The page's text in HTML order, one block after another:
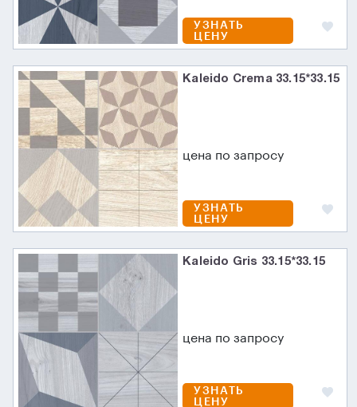
УЗНАТЬ
ЦЕНУ
Kaleido Crema 33.15*33.15
цена по запросу
УЗНАТЬ
ЦЕНУ
Kaleido Gris 33.15*33.15
цена по запросу
УЗНАТЬ
ЦЕНУ